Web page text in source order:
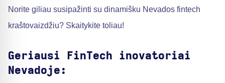
Norite giliau susipažinti su dinamišku Nevados fintech
kraštovaizdžiu? Skaitykite toliau!
Geriausi FinTech inovatoriai
Nevadoje: